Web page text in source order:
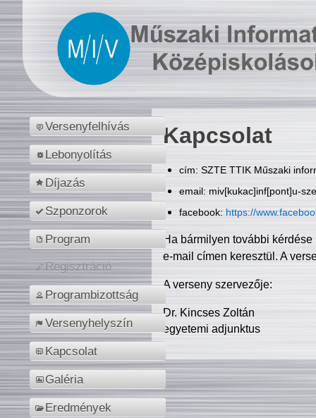
Versenyfelhívás
Lebonyolítás
Díjazás
Szponzorok
Program
Regisztráció
Programbizottság
Versenyhelyszín
Kapcsolat
Galéria
Eredmények
Kapcsolat
cím: SZTE TTIK Műszaki
email: miv[kukac]inf[pont]u-
facebook: https://
Ha bármilyen további
e-mail címen keresztül. A
A verseny szervezője:
Dr. Kincses Zoltán
egyetemi adjunktus